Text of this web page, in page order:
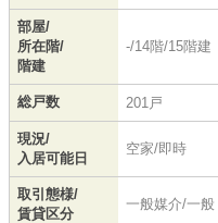
部屋/
所在階/
階建
-/14階/15階建
総戸数 201戸
現況/
入居可能日
空家/即時
取引態様/
賃貸区分
一般媒介/一般